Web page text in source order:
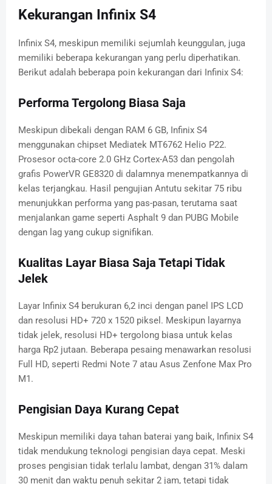
Kekurangan Infinix S4
Infinix S4, meskipun memiliki sejumlah keunggulan, juga
memiliki beberapa kekurangan yang perlu diperhatikan.
Berikut adalah beberapa poin kekurangan dari Infinix S4:
Performa Tergolong Biasa Saja
Meskipun dibekali dengan RAM 6 GB, Infinix S4
menggunakan chipset Mediatek MT6762 Helio P22.
Prosesor octa-core 2.0 GHz Cortex-A53 dan pengolah
grafis PowerVR GE8320 di dalamnya menempatkannya di
kelas terjangkau. Hasil pengujian Antutu sekitar 75 ribu
menunjukkan performa yang pas-pasan, terutama saat
menjalankan game seperti Asphalt 9 dan PUBG Mobile
dengan lag yang cukup signifikan.
Kualitas Layar Biasa Saja Tetapi Tidak
Jelek
Layar Infinix S4 berukuran 6,2 inci dengan panel IPS LCD
dan resolusi HD+ 720 x 1520 piksel. Meskipun layarnya
tidak jelek, resolusi HD+ tergolong biasa untuk kelas
harga Rp2 jutaan. Beberapa pesaing menawarkan resolusi
Full HD, seperti Redmi Note 7 atau Asus Zenfone Max Pro
M1.
Pengisian Daya Kurang Cepat
Meskipun memiliki daya tahan baterai yang baik, Infinix S4
tidak mendukung teknologi pengisian daya cepat. Meski
proses pengisian tidak terlalu lambat, dengan 31% dalam
30 menit dan waktu penuh sekitar 2 jam, tetapi tidak